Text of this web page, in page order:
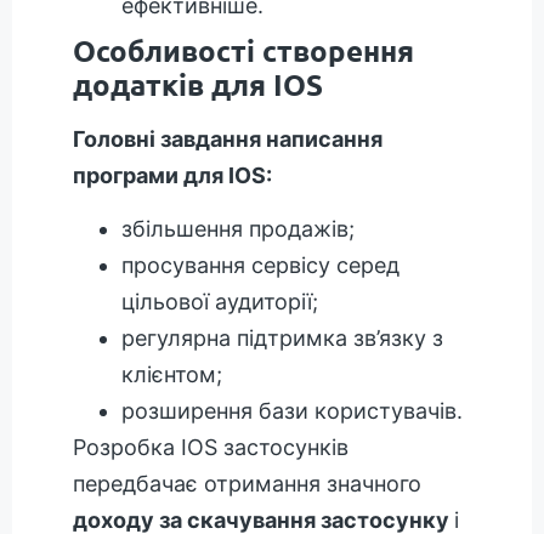
Особливості створення
додатків для IOS
Головні завдання написання
програми для IOS:
збільшення продажів;
просування сервісу серед
цільової аудиторії;
регулярна підтримка зв’язку з
клієнтом;
розширення бази користувачів.
Розробка IOS застосунків
передбачає отримання значного
доходу за скачування застосунку і